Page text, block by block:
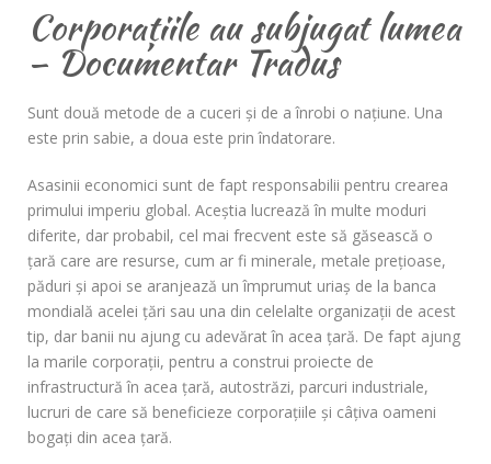
Corporațiile au subjugat lumea
– Documentar Tradus
Sunt două metode de a cuceri şi de a înrobi o naţiune. Una
este prin sabie, a doua este prin îndatorare.
Asasinii economici sunt de fapt responsabilii pentru crearea
primului imperiu global. Aceştia lucrează în multe moduri
diferite, dar probabil, cel mai frecvent este să găsească o
ţară care are resurse, cum ar fi minerale, metale preţioase,
păduri şi apoi se aranjează un împrumut uriaş de la banca
mondială acelei ţări sau una din celelalte organizaţii de acest
tip, dar banii nu ajung cu adevărat în acea ţară. De fapt ajung
la marile corporaţii, pentru a construi proiecte de
infrastructură în acea ţară, autostrăzi, parcuri industriale,
lucruri de care să beneficieze corporaţiile şi câţiva oameni
bogaţi din acea ţară.